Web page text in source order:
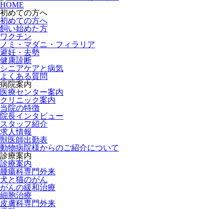
HOME
初めての方へ
初めての方へ
飼い始めた方
ワクチン
ノミ・マダニ・フィラリア
避妊・去勢
健康診断
シニアケアと病気
よくある質問
病院案内
医療センター案内
クリニック案内
当院の特徴
院長インタビュー
スタッフ紹介
求人情報
獣医師出勤表
動物病院様からのご紹介について
診療案内
診療案内
腫瘍科専門外来
犬と猫のがん
がんの緩和治療
細胞治療
皮膚科専門外来